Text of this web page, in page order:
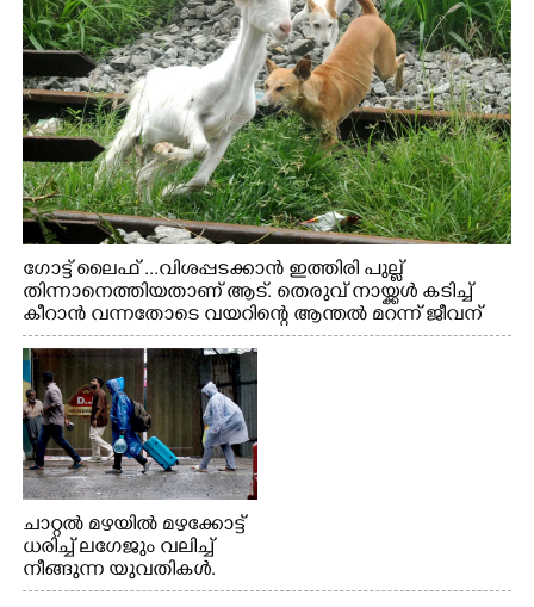
ഗോട്ട് ലൈഫ് ...വിശപ്പടക്കാൻ ഇത്തിരി പുല്ല്
തിന്നാനെത്തിയതാണ് ആട്. തെരുവ് നായ്ക്കൾ കടിച്ച്
കീറാൻ വന്നതോടെ വയറിന്റെ ആന്തൽ മറന്ന് ജീവന്
വേണ്ടിയായി ഓട്ടം. എറണാകുളം വാത്തുരുത്തിയിൽ
നിന്നുള്ള കാഴ്ച
ചാറ്റൽ മഴയിൽ മഴക്കോട്ട്
ധരിച്ച് ലഗേജും വലിച്ച്
നീങ്ങുന്ന യുവതികൾ.
എറണാകുളം മേനകയിൽ